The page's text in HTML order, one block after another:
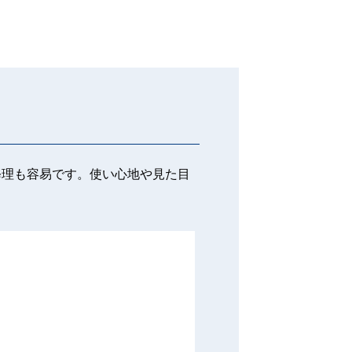
も容易です。使い心地や見た目